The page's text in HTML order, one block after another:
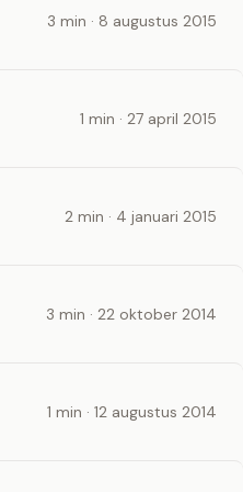
3 min · 8 augustus 2015
1 min · 27 april 2015
2 min · 4 januari 2015
3 min · 22 oktober 2014
1 min · 12 augustus 2014